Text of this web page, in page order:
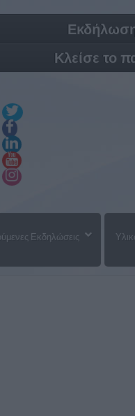
Εκδήλωση
Κλείσε το
Εκδηλώσεις